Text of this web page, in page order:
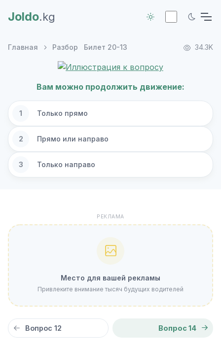
Joldo.kg
Главная Разбор Билет 20-13 34.3K
Вам можно продолжить движение:
1 Только прямо
2 Прямо или направо
3 Только направо
РЕКЛАМА
Место для вашей рекламы
Привлеките внимание тысяч будущих водителей
Вопрос 12 Вопрос 14